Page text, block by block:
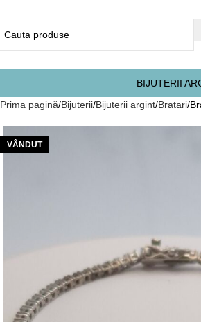
BIJUTERII
Prima pagină Bijuterii Bijuterii argint Bratari
VÂNDUT